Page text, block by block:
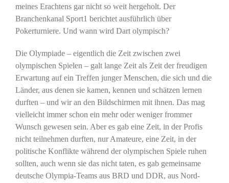
meines Erachtens gar nicht so weit hergeholt. Der
Branchenkanal Sport1 berichtet ausführlich über
Pokerturniere. Und wann wird Dart olympisch?
Die Olympiade – eigentlich die Zeit zwischen zwei
olympischen Spielen – galt lange Zeit als Zeit der freudigen
Erwartung auf ein Treffen junger Menschen, die sich und die
Länder, aus denen sie kamen, kennen und schätzen lernen
durften – und wir an den Bildschirmen mit ihnen. Das mag
vielleicht immer schon ein mehr oder weniger frommer
Wunsch gewesen sein. Aber es gab eine Zeit, in der Profis
nicht teilnehmen durften, nur Amateure, eine Zeit, in der
politische Konflikte während der olympischen Spiele ruhen
sollten, auch wenn sie das nicht taten, es gab gemeinsame
deutsche Olympia-Teams aus BRD und DDR, aus Nord-